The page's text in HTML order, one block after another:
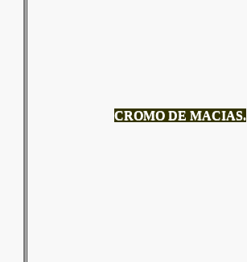
CROMO DE MACIAS.